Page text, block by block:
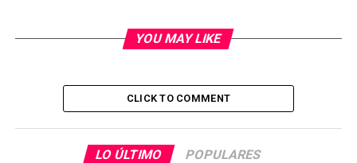
YOU MAY LIKE
CLICK TO COMMENT
LO ÚLTIMO POPULARES